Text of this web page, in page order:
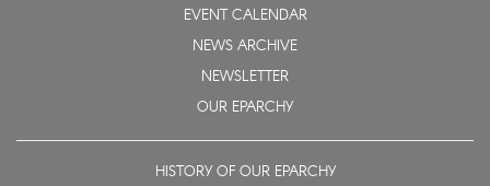
EVENT CALENDAR
NEWS ARCHIVE
NEWSLETTER
OUR EPARCHY
HISTORY OF OUR EPARCHY